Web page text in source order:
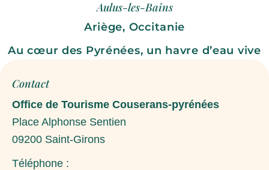
Aulus-les-Bains
Ariège, Occitanie
Au cœur des Pyrénées, un havre d’eau vive
Contact
Office de Tourisme Couserans-pyrénées
Place Alphonse Sentien
09200 Saint-Girons
Téléphone :